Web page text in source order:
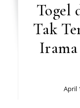
Togel
Tak
April